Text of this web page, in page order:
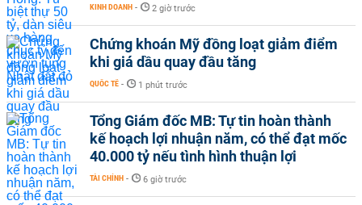
KINH DOANH - 2 giờ trước
Chứng khoán Mỹ đồng loạt giảm điểm
khi giá dầu quay đầu tăng
QUỐC TẾ - 1 phút trước
Tổng Giám đốc MB: Tự tin hoàn thành
kế hoạch lợi nhuận năm, có thể đạt mốc
40.000 tỷ nếu tình hình thuận lợi
TÀI CHÍNH - 6 giờ trước